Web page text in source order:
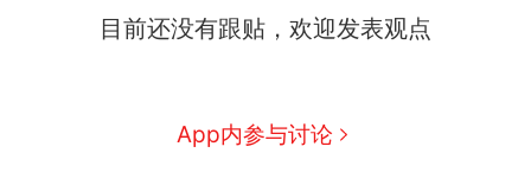
目前还没有跟贴，欢迎发表观点
App内参与讨论
交5060元才肯搬上楼！女子傻
佛山一中学招聘物理教师，笔
试前13名均遭淘汰？教育局：